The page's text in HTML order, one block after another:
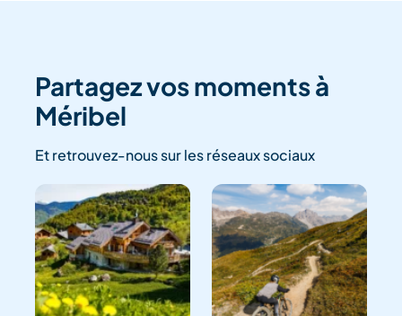
Partagez vos moments à
Méribel
Et retrouvez-nous sur les réseaux sociaux